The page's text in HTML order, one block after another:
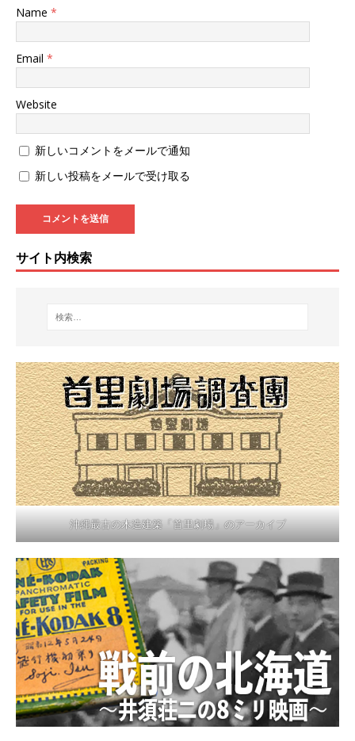
Name *
Email *
Website
新しいコメントをメールで通知
新しい投稿をメールで受け取る
サイト内検索
沖縄最古の木造建築「首里劇場」のアーカイブ